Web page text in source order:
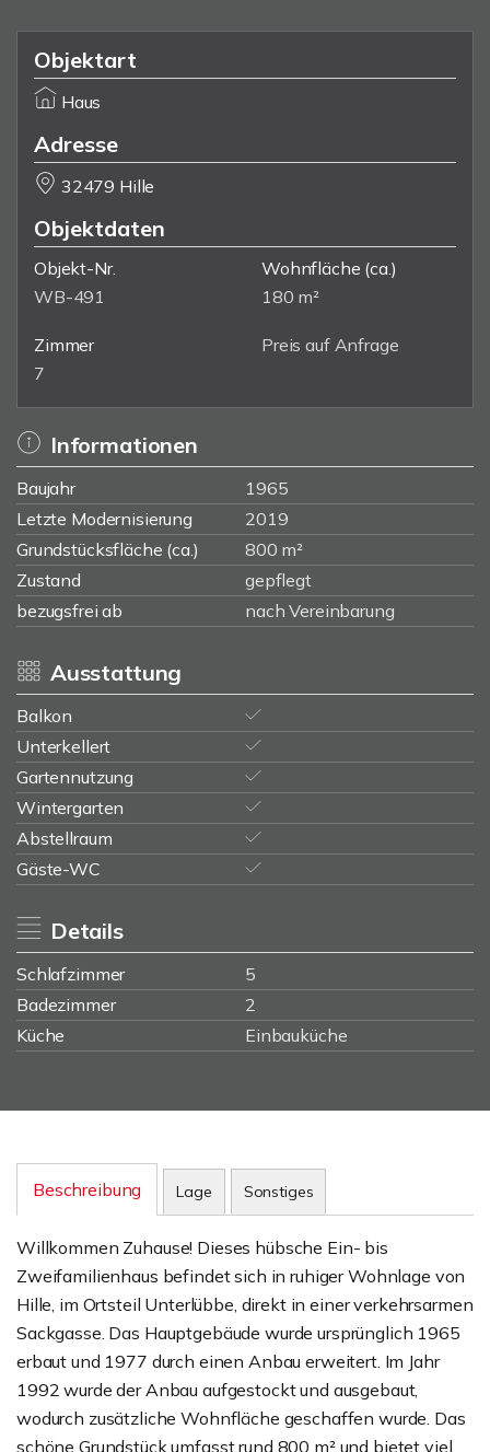
Objektart
Haus
Adresse
32479 Hille
Objektdaten
Objekt-Nr.
WB-491
Wohnfläche (ca.)
180 m²
Zimmer
7
Preis auf Anfrage
Informationen
Baujahr
1965
Letzte Modernisierung
2019
Grundstücksfläche (ca.)
800 m²
Zustand
gepflegt
bezugsfrei ab
nach Vereinbarung
Ausstattung
Balkon
Unterkellert
Gartennutzung
Wintergarten
Abstellraum
Gäste-WC
Details
Schlafzimmer
5
Badezimmer
2
Küche
Einbauküche
Beschreibung Lage Sonstiges
Willkommen Zuhause! Dieses hübsche Ein- bis
Zweifamilienhaus befindet sich in ruhiger Wohnlage von
Hille, im Ortsteil Unterlübbe, direkt in einer verkehrsarmen
Sackgasse. Das Hauptgebäude wurde ursprünglich 1965
erbaut und 1977 durch einen Anbau erweitert. Im Jahr
1992 wurde der Anbau aufgestockt und ausgebaut,
wodurch zusätzliche Wohnfläche geschaffen wurde. Das
schöne Grundstück umfasst rund 800 m² und bietet viel